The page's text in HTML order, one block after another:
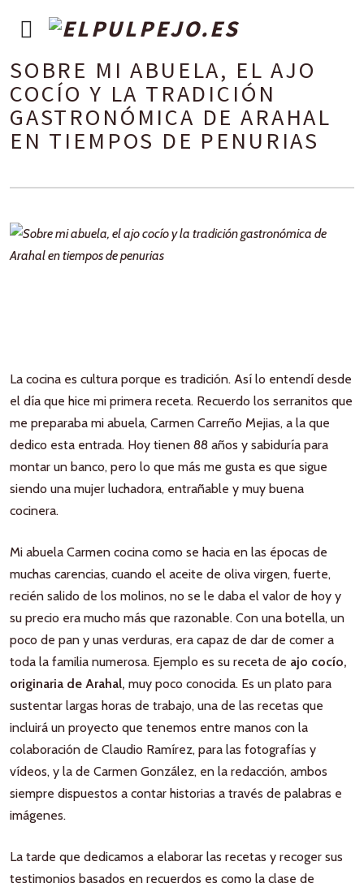
SOBRE MI ABUELA, EL AJO
COCÍO Y LA TRADICIÓN
GASTRONÓMICA DE ARAHAL
EN TIEMPOS DE PENURIAS
La cocina es cultura porque es tradición. Así lo entendí desde
el día que hice mi primera receta. Recuerdo los serranitos que
me preparaba mi abuela, Carmen Carreño Mejias, a la que
dedico esta entrada. Hoy tienen 88 años y sabiduría para
montar un banco, pero lo que más me gusta es que sigue
siendo una mujer luchadora, entrañable y muy buena
cocinera.
Mi abuela Carmen cocina como se hacia en las épocas de
muchas carencias, cuando el aceite de oliva virgen, fuerte,
recién salido de los molinos, no se le daba el valor de hoy y
su precio era mucho más que razonable. Con una botella, un
poco de pan y unas verduras, era capaz de dar de comer a
toda la familia numerosa. Ejemplo es su receta de ajo cocío,
originaria de Arahal, muy poco conocida. Es un plato para
sustentar largas horas de trabajo, una de las recetas que
incluirá un proyecto que tenemos entre manos con la
colaboración de Claudio Ramírez, para las fotografías y
vídeos, y la de Carmen González, en la redacción, ambos
siempre dispuestos a contar historias a través de palabras e
imágenes.
La tarde que dedicamos a elaborar las recetas y recoger sus
testimonios basados en recuerdos es como la clase de